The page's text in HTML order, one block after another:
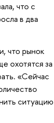
что с
в два
что рынок
охотятся за
«Сейчас
ситуацию